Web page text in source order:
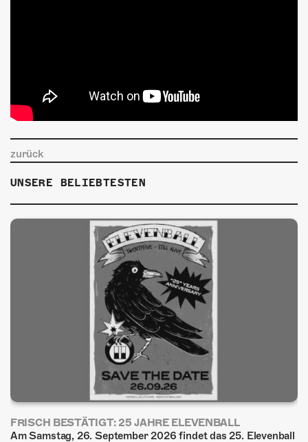
zurück
UNSERE BELIEBTESTEN
FRISCH BESTÄTIGT: 25 JAHRE ELEVENBALL
Am Samstag, 26. September 2026 findet das 25. Elevenball